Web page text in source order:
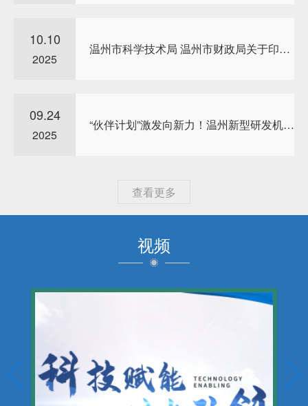
10.10
2025
温州市科学技术局 温州市财政局关于印发《温州市科...
09.24
2025
“伙伴计划”激发向新力！温州新型研发机构新三年行...
查看更多
视频